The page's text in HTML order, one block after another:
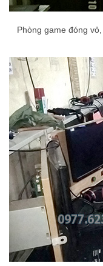
Phòng game đóng